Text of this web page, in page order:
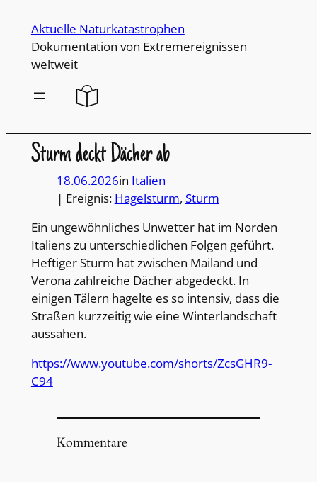
Inhalt
wechseln
Aktuelle Naturkatastrophen
Dokumentation von Extremereignissen
weltweit
Sturm deckt Dächer ab
18.06.2026in Italien
| Ereignis: Hagelsturm, Sturm
Ein ungewöhnliches Unwetter hat im Norden
Italiens zu unterschiedlichen Folgen geführt.
Heftiger Sturm hat zwischen Mailand und
Verona zahlreiche Dächer abgedeckt. In
einigen Tälern hagelte es so intensiv, dass die
Straßen kurzzeitig wie eine Winterlandschaft
aussahen.
https://www.youtube.com/shorts/ZcsGHR9-
C94
Kommentare